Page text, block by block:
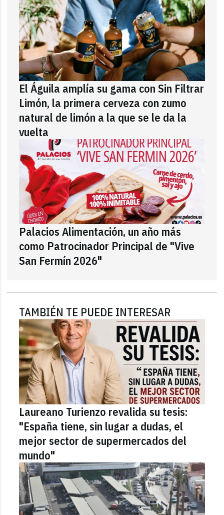
El Águila amplía su gama con Sin Filtrar
Limón, la primera cerveza con zumo
natural de limón a la que se le da la
vuelta
Palacios Alimentación, un año más
como Patrocinador Principal de "Vive
San Fermín 2026"
TAMBIÉN TE PUEDE INTERESAR
Laureano Turienzo revalida su tesis:
"España tiene, sin lugar a dudas, el
mejor sector de supermercados del
mundo"